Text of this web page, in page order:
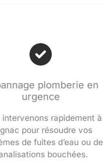
plomberie en
urgence
intervenons rapidement à
pour résoudre vos
de fuites d’eau ou de
bouchées.